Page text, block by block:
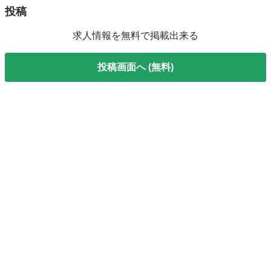
投稿
求人情報を無料で掲載出来る
投稿画面へ (無料)